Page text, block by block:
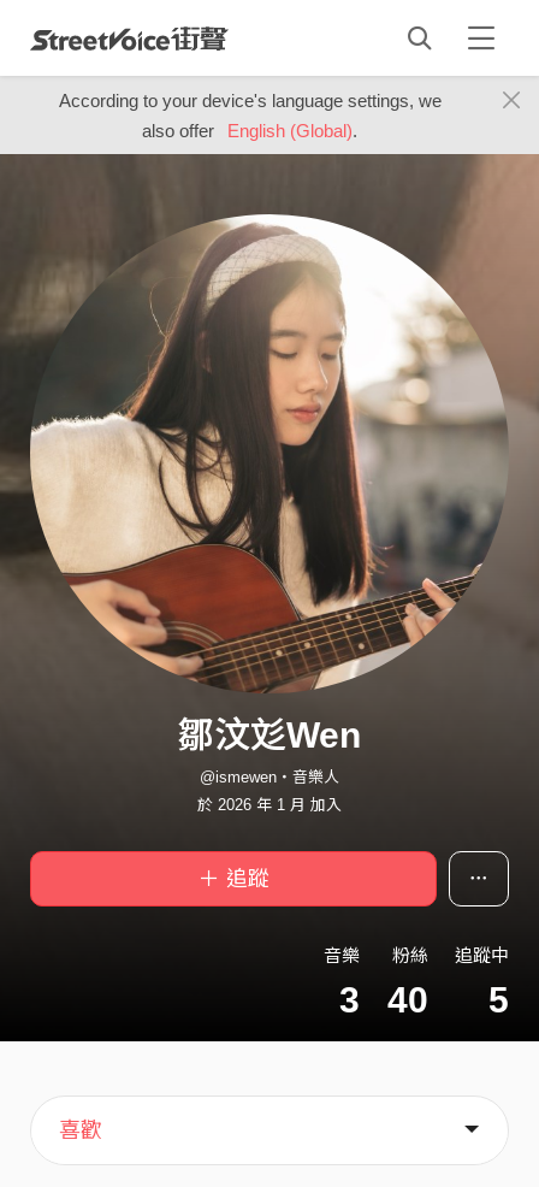
According to your device's language settings, we
also offer
English (Global).
鄒汶彣Wen
@ismewen・音樂人
於 2026 年 1 月 加入
＋ 追蹤
音樂
3
粉絲
40
追蹤中
5
主頁
音樂
喜歡
關於